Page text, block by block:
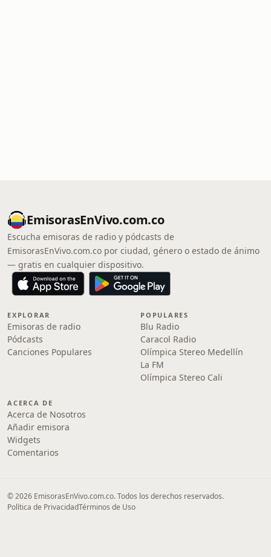
EmisorasEnVivo.com.co
Escucha emisoras de radio y pódcasts de
EmisorasEnVivo.com.co por ciudad, género o estado de ánimo
— gratis en cualquier dispositivo.
EXPLORAR
Emisoras de radio
Pódcasts
Canciones Populares
POPULARES
Blu Radio
Caracol Radio
Olímpica Stereo Medellín
La FM
Olímpica Stereo Cali
ACERCA DE
Acerca de Nosotros
Añadir emisora
Widgets
Comentarios
© 2026 EmisorasEnVivo.com.co. Todos los derechos reservados.
Política de PrivacidadTérminos de Uso